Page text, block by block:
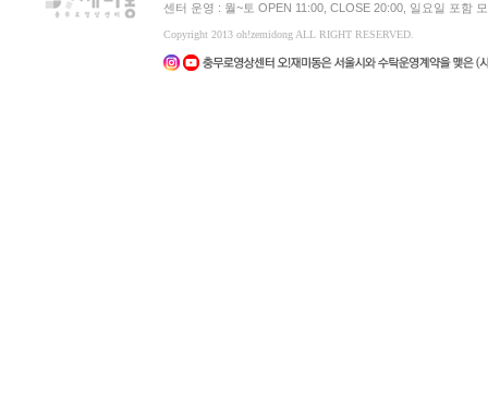
센터 운영 : 월~토 OPEN 11:00, CLOSE 20:00, 일요일 포함
Copyright 2013 oh!zemidong ALL RIGHT RESERVED.